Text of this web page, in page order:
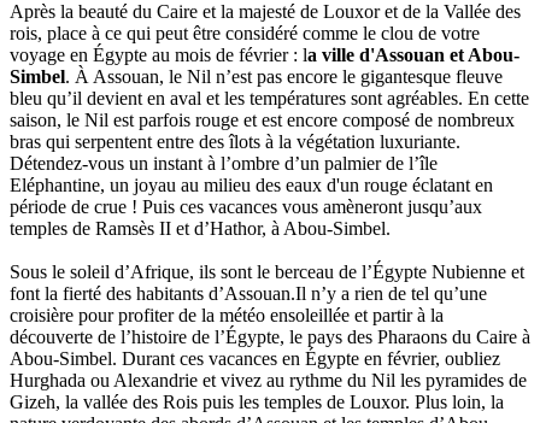
Après la beauté du Caire et la majesté de Louxor et de la Vallée des
rois, place à ce qui peut être considéré comme le clou de votre
voyage en Égypte au mois de février : la ville d'Assouan et Abou-
Simbel. À Assouan, le Nil n’est pas encore le gigantesque fleuve
bleu qu’il devient en aval et les températures sont agréables. En cette
saison, le Nil est parfois rouge et est encore composé de nombreux
bras qui serpentent entre des îlots à la végétation luxuriante.
Détendez-vous un instant à l’ombre d’un palmier de l’île
Eléphantine, un joyau au milieu des eaux d'un rouge éclatant en
période de crue ! Puis ces vacances vous amèneront jusqu’aux
temples de Ramsès II et d’Hathor, à Abou-Simbel.
Sous le soleil d’Afrique, ils sont le berceau de l’Égypte Nubienne et
font la fierté des habitants d’Assouan.Il n’y a rien de tel qu’une
croisière pour profiter de la météo ensoleillée et partir à la
découverte de l’histoire de l’Égypte, le pays des Pharaons du Caire à
Abou-Simbel. Durant ces vacances en Égypte en février, oubliez
Hurghada ou Alexandrie et vivez au rythme du Nil les pyramides de
Gizeh, la vallée des Rois puis les temples de Louxor. Plus loin, la